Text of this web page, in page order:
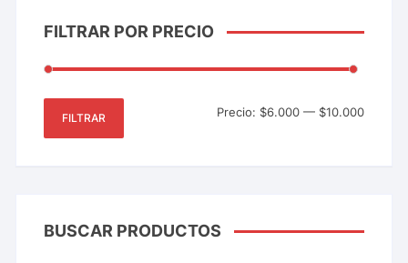
FILTRAR POR PRECIO
FILTRAR Precio: $6.000— $10.000
BUSCAR PRODUCTOS